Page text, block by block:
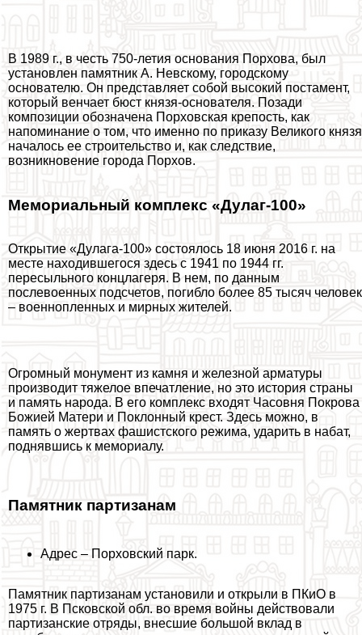
В 1989 г., в честь 750-летия основания Порхова, был
установлен памятник А. Невскому, городскому
основателю. Он представляет собой высокий постамент,
который венчает бюcт князя-основателя. Позади
композиции обозначена Порховская крепость, как
напоминание о том, что именно по приказу Великого князя
началось ее строительство и, как следствие,
возникновение города Порхов.
Мемориальный комплекс «Дулаг-100»
Открытие «Дулага-100» состоялось 18 июня 2016 г. на
месте находившегося здесь с 1941 по 1944 гг.
пересыльного концлагеря. В нем, по данным
послевоенных подсчетов, погибло более 85 тысяч человек
– военнопленных и мирных жителей.
Огромный монумент из камня и железной арматуры
производит тяжелое впечатление, но это история страны
и память народа. В его комплекс входят Часовня Покрова
Божией Матери и Поклонный крест. Здесь можно, в
память о жертвах фашистского режима, ударить в набат,
поднявшись к мемориалу.
Памятник партизанам
Адрес – Порховский парк.
Памятник партизанам установили и открыли в ПКиО в
1975 г. В Псковской обл. во время войны действовали
партизанские отряды, внесшие большой вклад в